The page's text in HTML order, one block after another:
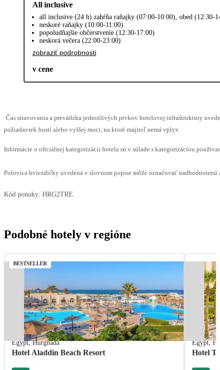
All inclusive
all inclusive (24 h) zahŕňa raňajky (07:00-10:00), obed (12:30-
neskoré raňajky (10:00-11:00)
popoludňajšie občerstvenie (12:30-17:00)
neskorá večera (22:00-23:00)
zobraziť podrobnosti
v cene
Čas stravovania a prevádzka jednotlivých prvkov hotelovej infraštruktúry
požiadaviek hostí alebo vyššej moci, na ktoré majiteľ nemá vplyv.
Informácie o oficiálnej kategorizácii hotela sú v súlade s kategorizáciou
Polovica hviezdičky uvedená v slovnom popise môže označovať
Kód ponuky: HRG2TRE
Podobné hotely v regióne
BESTSELLER
Egypt,Hurghada
Hotel Aladdin Beach Resort
Egypt,
Hotel